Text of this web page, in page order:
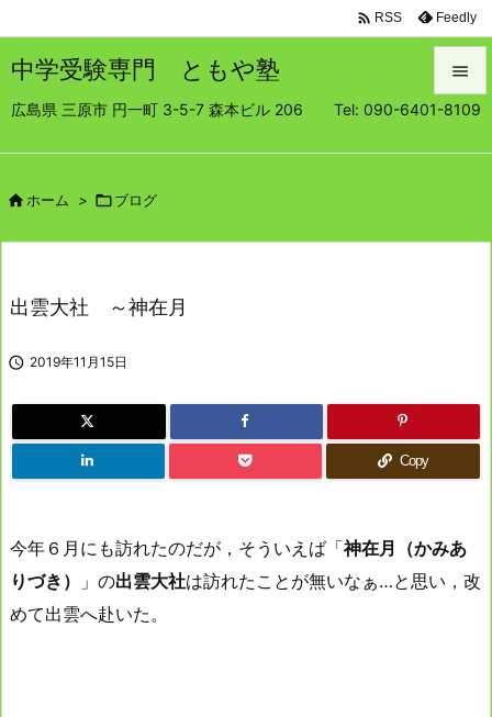
中学受験専門 ともや塾
広島県 三原市 円一町 3-5-7 森本ビル 206 Tel: 090-6401-8109


 RSS Feedly
 ホーム > ブログ
出雲大社 ～神在月
 2019年11月15日
Copy
今年６月にも訪れたのだが，そういえば「神在月（かみあ
りづき）
」の出雲大社は訪れたことが無いなぁ…と思い，改
めて出雲へ赴いた。